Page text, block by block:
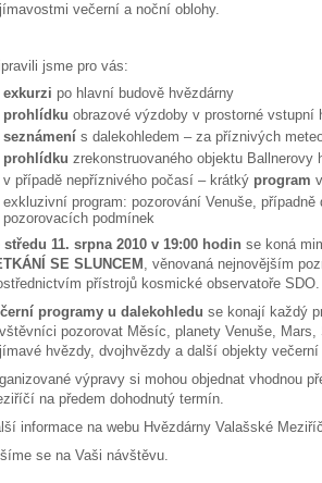
večerní a noční oblohy.
jsme pro vás:
exkurzi po hlavní budově hvězdárny
prohlídku obrazové výzdoby v prostorné vstupní
seznámení s dalekohledem – za příznivých
prohlídku zrekonstruovaného objektu Ballnerovy
v případě nepříznivého počasí – krátký program
exkluzivní program: pozorování Venuše,
pozorovacích podmínek
středu 11. srpna 2010 v 19:00 hodin se koná
SE SLUNCEM, věnovaná nejnovějším
přístrojů kosmické observatoře SDO.
programy u dalekohledu se konají každý
pozorovat Měsíc, planety Venuše,
hvězdy, dvojhvězdy a další objekty večerní
výpravy si mohou objednat vhodnou
na předem dohodnutý termín.
informace na webu Hvězdárny Valašské
se na Vaši návštěvu.